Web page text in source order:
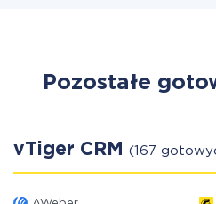
Pozostałe
vTiger CRM (167